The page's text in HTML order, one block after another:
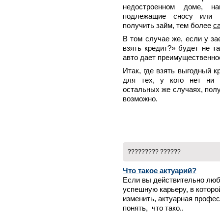
недостроенном доме,
подлежащие сносу или
получить займ, тем более
В том случае же, если у
взять кредит?» будет не
авто дает
Итак, где взять выгодный
для тех, у кого нет ни
остальных же случаях,
возможно.
????????? ??????
Что такое актуарий?
Если вы действительно
успешную карьеру, в
изменить, актуарная
понять, что тако..